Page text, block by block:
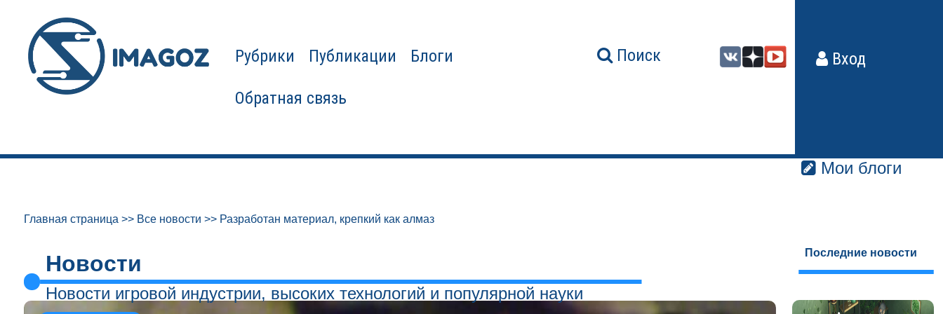
Рубрики Публикации Блоги
Обратная связь
Поиск Вход
Мои блоги
Главная страница >> Все новости >> Разработан материал, крепкий как алмаз
Новости
Новости игровой индустрии, высоких технологий и популярной науки
Последние новости